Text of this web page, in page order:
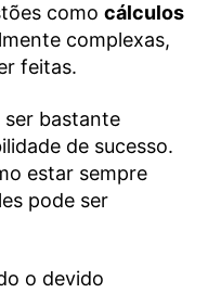
como cálculos
complexas,
feitas.
ser bastante
de sucesso.
estar sempre
pode ser
o devido